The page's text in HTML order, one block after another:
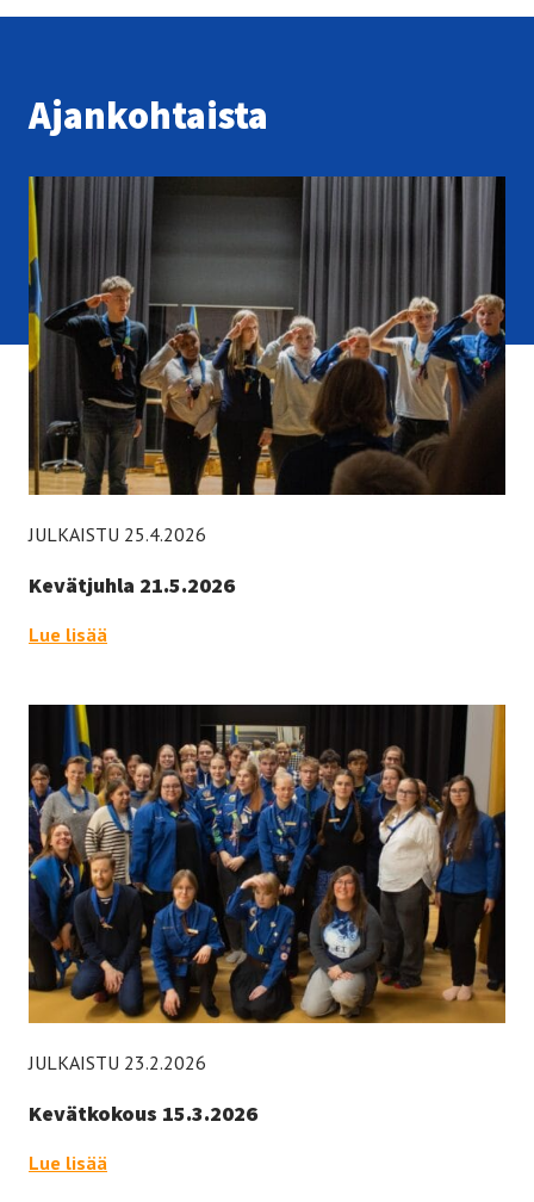
Ajan­koh­tais­ta
JULKAISTU 25.4.2026
Kevätjuhla 21.5.2026
Kevätjuhla 21.5.2026 –
Lue lisää
JULKAISTU 23.2.2026
Kevätkokous 15.3.2026
Kevätkokous 15.3.2026 –
Lue lisää